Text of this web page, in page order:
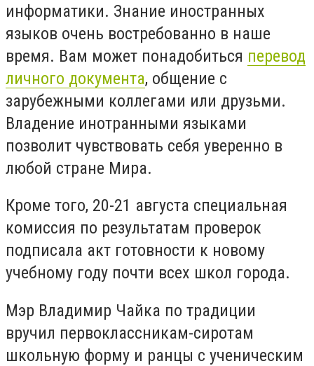
информатики. Знание иностранных
языков очень востребованно в наше
время. Вам может понадобиться перевод
личного документа, общение с
зарубежными коллегами или друзьми.
Владение инотранными языками
позволит чувствовать себя уверенно в
любой стране Мира.
Кроме того, 20-21 августа специальная
комиссия по результатам проверок
подписала акт готовности к новому
учебному году почти всех школ города.
Мэр Владимир Чайка по традиции
вручил первоклассникам-сиротам
школьную форму и ранцы с ученическим